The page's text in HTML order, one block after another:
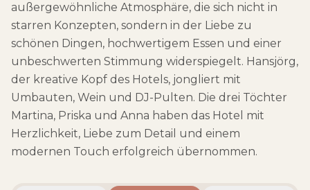
außergewöhnliche Atmosphäre, die sich nicht in
starren Konzepten, sondern in der Liebe zu
schönen Dingen, hochwertigem Essen und einer
unbeschwerten Stimmung widerspiegelt. Hansjörg,
der kreative Kopf des Hotels, jongliert mit
Umbauten, Wein und DJ-Pulten. Die drei Töchter
Martina, Priska und Anna haben das Hotel mit
Herzlichkeit, Liebe zum Detail und einem
modernen Touch erfolgreich übernommen.